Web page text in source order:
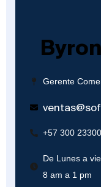
Gerente
+57 300
De Lunes a
8 am a 1 pm